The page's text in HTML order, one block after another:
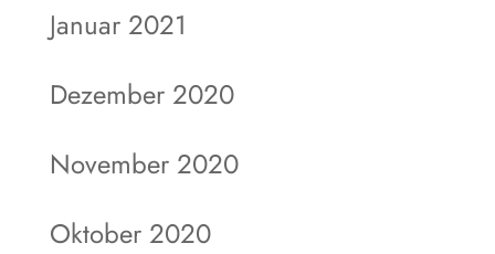
Januar 2021
Dezember 2020
November 2020
Oktober 2020